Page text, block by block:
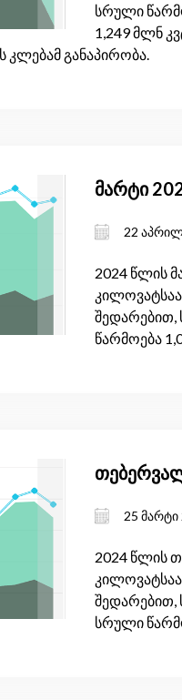
სრული
1,249 მლნ
კლებამ განაპირობა.
მარტი
22
2024 წლის
შედარებით,
წარმოება
25 მარტი
2024 წლის
შედარებით,
სრული